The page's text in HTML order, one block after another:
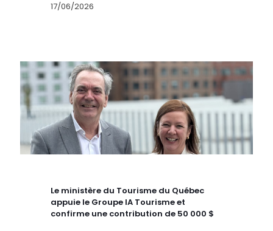
17/06/2026
Le ministère du Tourisme du Québec
appuie le Groupe IA Tourisme et
confirme une contribution de 50 000 $